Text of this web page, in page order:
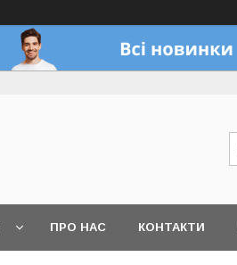
ПРО НАС КОНТАКТИ